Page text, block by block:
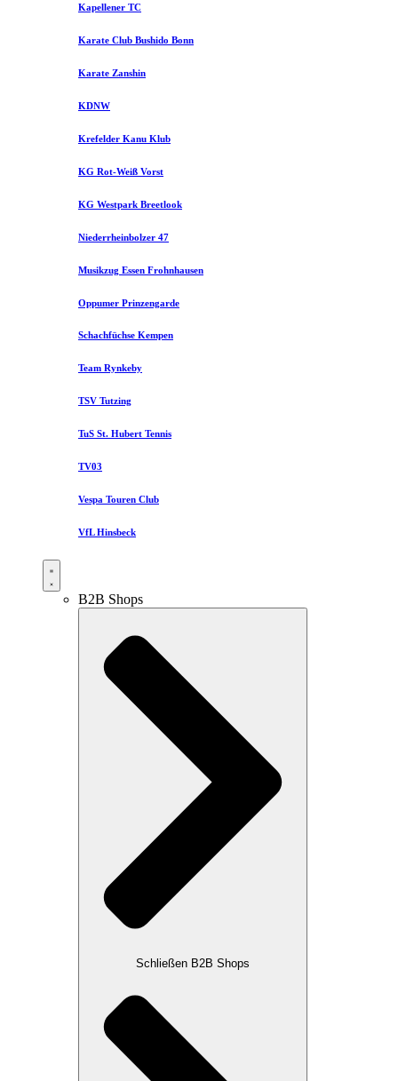
Kapellener TC
Karate Club Bushido Bonn
Karate Zanshin
KDNW
Krefelder Kanu Klub
KG Rot-Weiß Vorst
KG Westpark Breetlook
Niederrheinbolzer 47
Musikzug Essen Frohnhausen
Oppumer Prinzengarde
Schachfüchse Kempen
Team Rynkeby
TSV Tutzing
TuS St. Hubert Tennis
TV03
Vespa Touren Club
VfL Hinsbeck
B2B Shops
Schließen B2B Shops